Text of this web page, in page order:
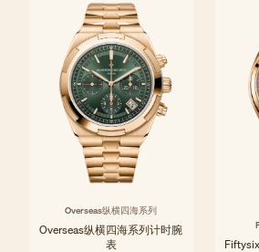
Overseas纵横四海系列
Overseas纵横四海系列计时腕
表